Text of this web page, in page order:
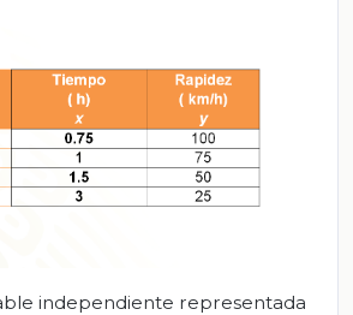
independiente representada